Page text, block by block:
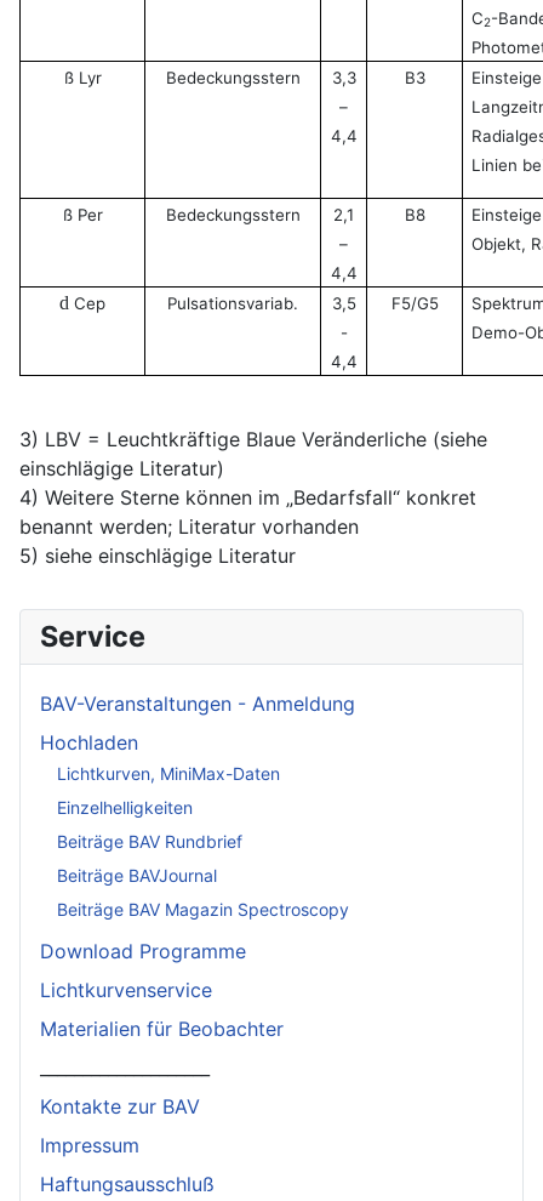
C2-
ß Lyr
Bedeckungsstern
3,3
–
4,4
B3
Linien
ß Per Bedeckungsstern
2,1
–
4,4
B8
Objekt,
d Cep Pulsationsvariab.
3,5
-
4,4
F5/G5
Demo-
3) LBV = Leuchtkräftige Blaue Veränderliche (siehe
einschlägige Literatur)
4) Weitere Sterne können im „Bedarfsfall“ konkret
benannt werden; Literatur vorhanden
5) siehe einschlägige Literatur
Service
BAV-Veranstaltungen - Anmeldung
Hochladen
Lichtkurven, MiniMax-Daten
Einzelhelligkeiten
Beiträge BAV Rundbrief
Beiträge BAVJournal
Beiträge BAV Magazin Spectroscopy
Download Programme
Lichtkurvenservice
Materialien für Beobachter
Kontakte zur BAV
Impressum
Haftungsausschluß